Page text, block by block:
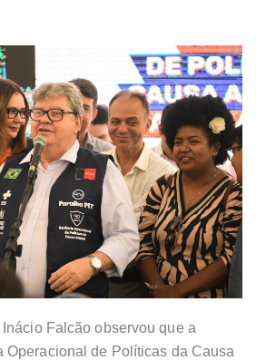
Falcão observou que a
Operacional de Políticas da Causa